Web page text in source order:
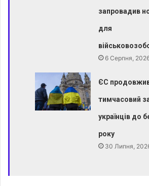
запровадив
для
6 Серпня,
ЄС
тимчасовий
українців до
року
30 Липня,